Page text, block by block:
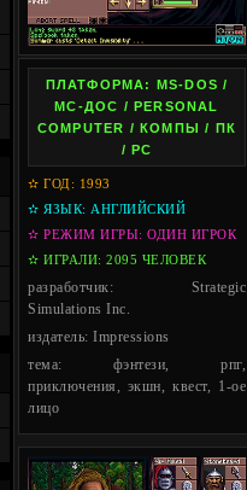
ПЛАТФОРМА: MS-DOS /
МС-ДОС / PERSONAL
COMPUTER / КОМПЫ / ПК
/ PC
✫ ГОД: 1993
✫ ЯЗЫК: АНГЛИЙСКИЙ
✫ РЕЖИМ ИГРЫ: ОДИН ИГРОК
✫ ИГРАЛИ: 2095 ЧЕЛОВЕК
разработчик: Strategic
Simulations Inc.
издатель: Impressions
тема: фэнтези, рпг,
приключения, экшн, квест, 1-ое
лицо